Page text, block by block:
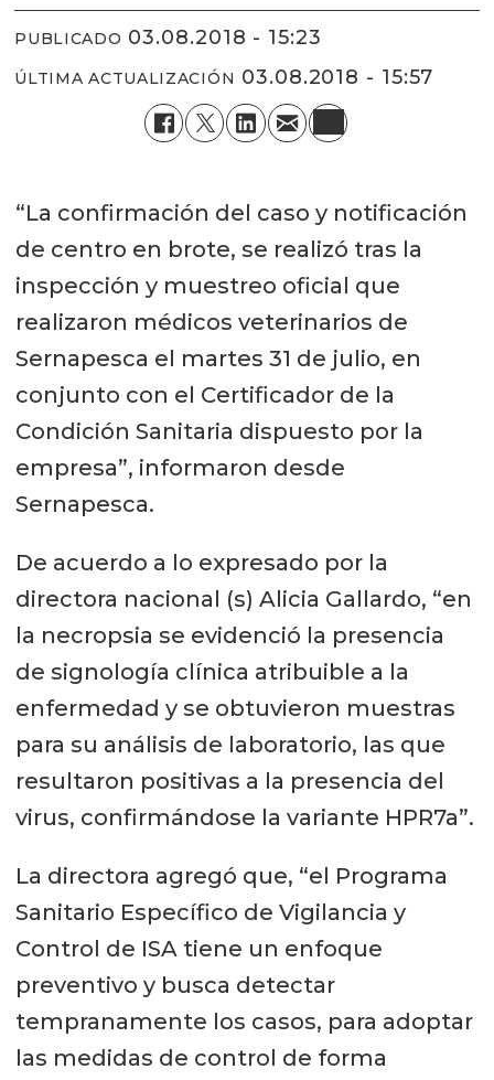
PUBLICADO 03.08.2018 - 15:23
ÚLTIMA ACTUALIZACIÓN 03.08.2018 - 15:57
“La confirmación del caso y notificación
de centro en brote, se realizó tras la
inspección y muestreo oficial que
realizaron médicos veterinarios de
Sernapesca el martes 31 de julio, en
conjunto con el Certificador de la
Condición Sanitaria dispuesto por la
empresa”, informaron desde
Sernapesca.
De acuerdo a lo expresado por la
directora nacional (s) Alicia Gallardo, “en
la necropsia se evidenció la presencia
de signología clínica atribuible a la
enfermedad y se obtuvieron muestras
para su análisis de laboratorio, las que
resultaron positivas a la presencia del
virus, confirmándose la variante HPR7a”.
La directora agregó que, “el Programa
Sanitario Específico de Vigilancia y
Control de ISA tiene un enfoque
preventivo y busca detectar
tempranamente los casos, para adoptar
las medidas de control de forma